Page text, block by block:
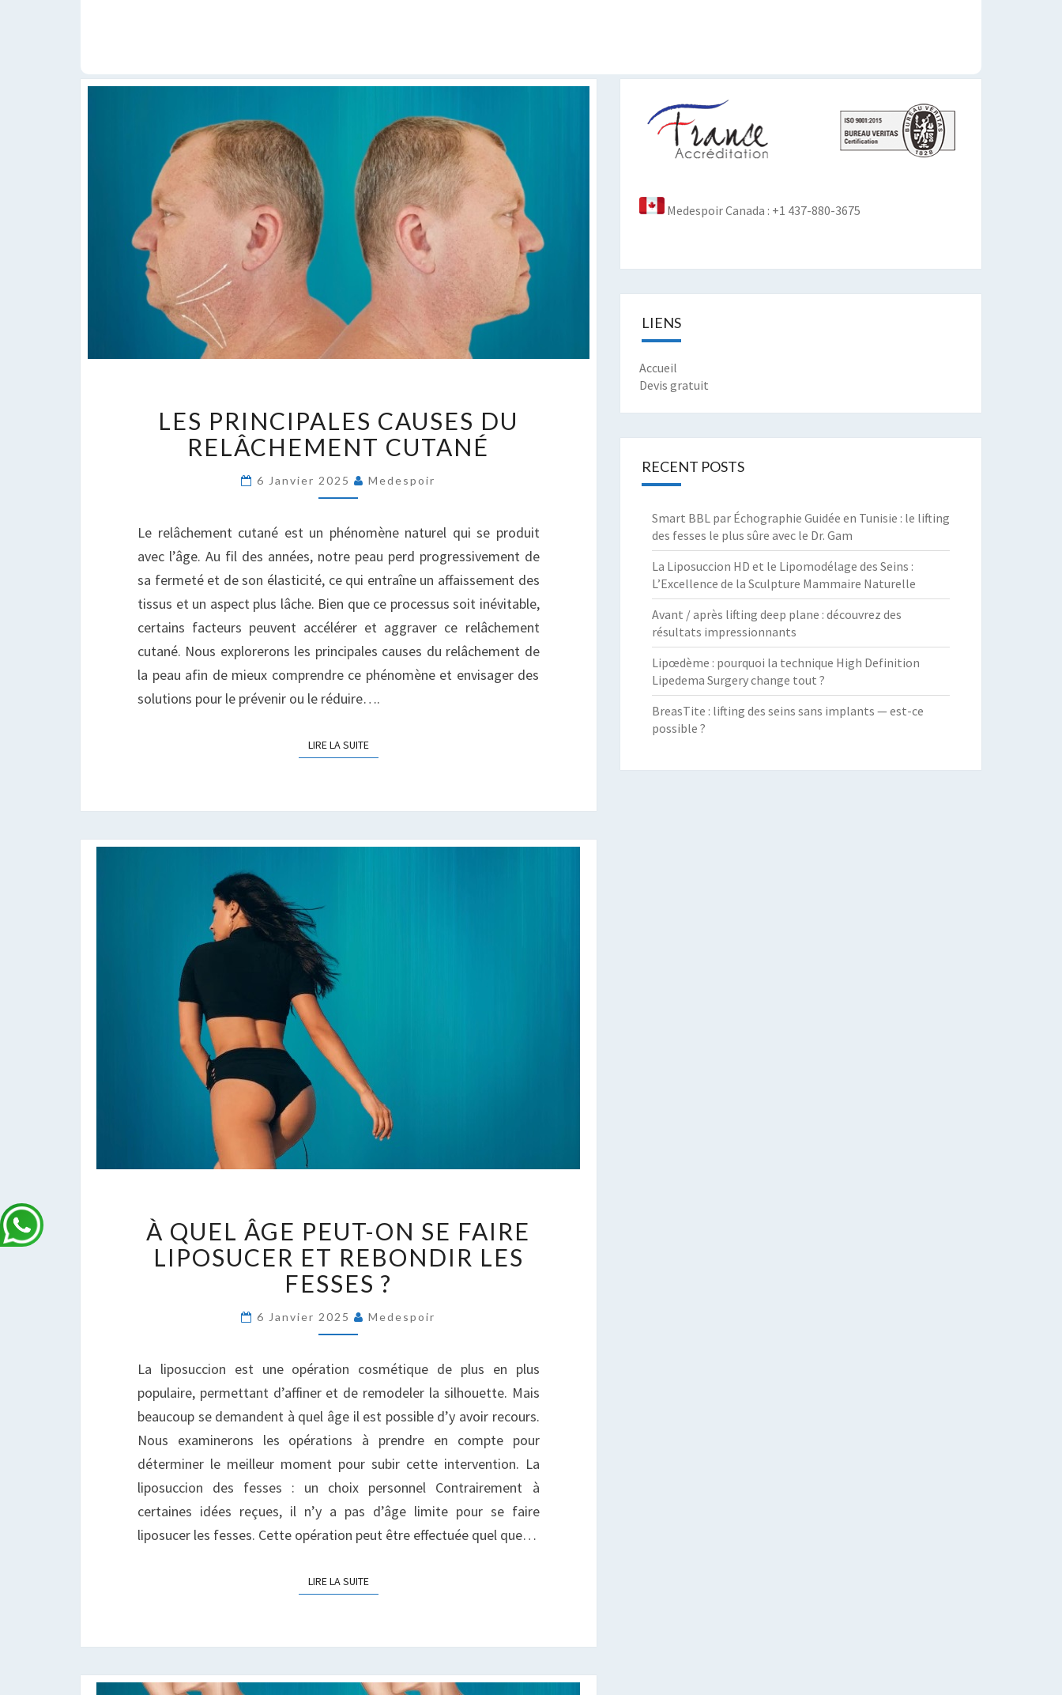
PRINCIPALES
CAUSES
DU
RELÂCHEMENT
CUTANÉ
LES PRINCIPALES CAUSES DU
RELÂCHEMENT CUTANÉ
6 Janvier 2025 Medespoir
Le relâchement cutané est un phénomène naturel qui se produit
avec l’âge. Au fil des années, notre peau perd progressivement de
sa fermeté et de son élasticité, ce qui entraîne un affaissement des
tissus et un aspect plus lâche. Bien que ce processus soit inévitable,
certains facteurs peuvent accélérer et aggraver ce relâchement
cutané. Nous explorerons les principales causes du relâchement de
la peau afin de mieux comprendre ce phénomène et envisager des
solutions pour le prévenir ou le réduire….
LIRE LA SUITELIRE LA SUITE
QUEL
ÂGE
PEUT-
ON
SE
FAIRE
ET
REBONDIR
LES
FESSES
?
À QUEL ÂGE PEUT-ON SE FAIRE
LIPOSUCER ET REBONDIR LES
FESSES ?
6 Janvier 2025 Medespoir
La liposuccion est une opération cosmétique de plus en plus
populaire, permettant d’affiner et de remodeler la silhouette. Mais
beaucoup se demandent à quel âge il est possible d’y avoir recours.
Nous examinerons les opérations à prendre en compte pour
déterminer le meilleur moment pour subir cette intervention. La
liposuccion des fesses : un choix personnel Contrairement à
certaines idées reçues, il n’y a pas d’âge limite pour se faire
liposucer les fesses. Cette opération peut être effectuée quel que…
LIRE LA SUITELIRE LA SUITE
Medespoir Canada : +1 437-880-3675
LIENS
Accueil
Devis gratuit
RECENT POSTS
Smart BBL par Échographie Guidée en Tunisie : le lifting
des fesses le plus sûre avec le Dr. Gam
La Liposuccion HD et le Lipomodélage des Seins :
L’Excellence de la Sculpture Mammaire Naturelle
Avant / après lifting deep plane : découvrez des
résultats impressionnants
Lipœdème : pourquoi la technique High Definition
Lipedema Surgery change tout ?
BreasTite : lifting des seins sans implants — est-ce
possible ?